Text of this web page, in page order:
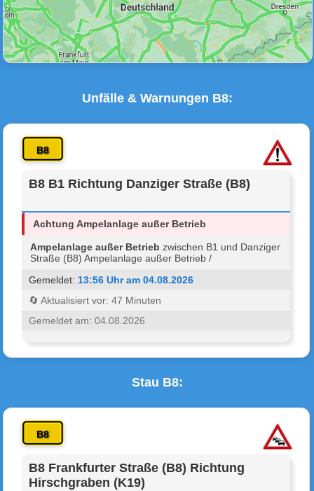
Unfälle & Warnungen B8:
B8
B8 B1 Richtung Danziger Straße (B8)
Achtung Ampelanlage außer Betrieb
Ampelanlage außer Betrieb zwischen B1 und Danziger
Straße (B8) Ampelanlage außer Betrieb /
Gemeldet: 13:56 Uhr am 04.08.2026
🔄 Aktualisiert vor: 47 Minuten
Gemeldet am: 04.08.2026
Stau B8:
B8
B8 Frankfurter Straße (B8) Richtung
Hirschgraben (K19)